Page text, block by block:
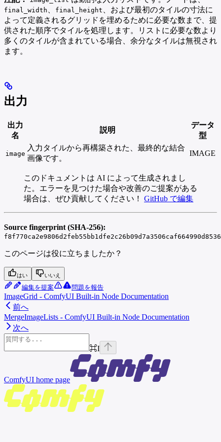
final_width final_height
、および最初のタイルの寸法に
よって定義されるグリッドを埋めるために必要な数まで、提
供された順序でタイルを処理します。リストに必要な数より
多くのタイルが含まれている場合、余分なタイルは無視され
ます。
出力
出力
名
説明
データ
型
image
入力タイルから再構築された、最終的な結合
画像です。
IMAGE
このドキュメントは AI によって生成されまし
た。エラーを見つけた場合や改善のご提案がある
場合は、ぜひ貢献してください！ GitHub で編集
Source fingerprint (SHA-256):
このページは役に立ちましたか？
はい いいえ
編集を提案 問題を報告
ImageGrid - ComfyUI Built-in Node Documentation
前へ
MergeImageLists - ComfyUI Built-in Node Documentation
次へ
⌘I
ComfyUI home page